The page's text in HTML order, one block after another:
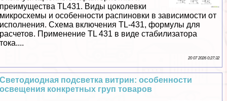
преимущества TL431. Виды цоколевки
микросхемы и особенности распиновки в зависимости от
исполнения. Схема включения TL-431, формулы для
расчетов. Применение TL 431 в виде стабилизатора
тока....
20 07 2026 0:27:32
Светодиодная подсветка витрин: особенности
освещения конкретных груп товаров